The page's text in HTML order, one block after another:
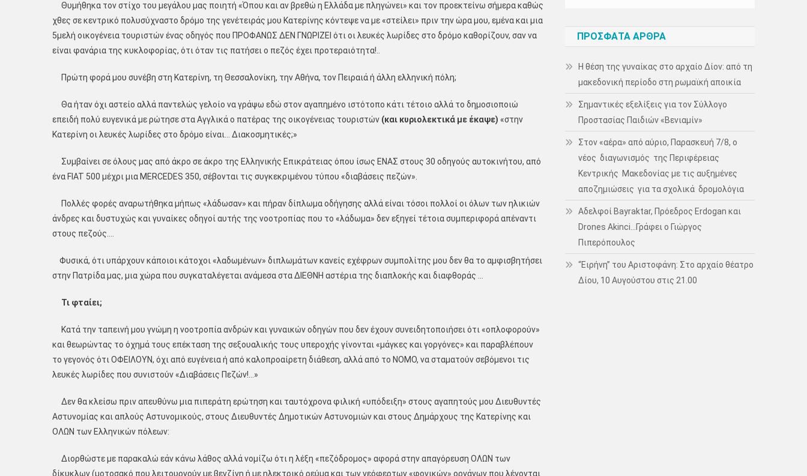
Θυμήθηκα τον στίχο του μεγάλου μας ποιητή «Όπου και αν βρεθώ η Ελλάδα με πληγώνει» και τον προεκτείνω σήμερα καθώς
χθες σε κεντρικό πολυσύχναστο δρόμο της γενέτειράς μου Κατερίνης κόντεψε να με «στείλει» πριν την ώρα μου, εμένα και μια
5μελή οικογένεια τουριστών ένας οδηγός που ΠΡΟΦΑΝΩΣ ΔΕΝ ΓΝΩΡΙΖΕΙ ότι οι λευκές λωρίδες στο δρόμο καθορίζουν, σαν να
είναι φανάρια της κυκλοφορίας, ότι όταν τις πατήσει ο πεζός έχει προτεραιότητα!..
Πρώτη φορά μου συνέβη στη Κατερίνη, τη Θεσσαλονίκη, την Αθήνα, τον Πειραιά ή άλλη ελληνική πόλη;
Θα ήταν όχι αστείο αλλά παντελώς γελοίο να γράψω εδώ στον αγαπημένο ιστότοπο κάτι τέτοιο αλλά το δημοσιοποιώ
επειδή πολύ ευγενικά με ρώτησε στα Αγγλικά ο πατέρας της οικογένειας τουριστών (και κυριολεκτικά με έκαψε) «στην
Κατερίνη οι λευκές λωρίδες στο δρόμο είναι… Διακοσμητικές;»
Συμβαίνει σε όλους μας από άκρο σε άκρο της Ελληνικής Επικράτειας όπου ίσως ΕΝΑΣ στους 30 οδηγούς αυτοκινήτου, από
ένα FIAT 500 μέχρι μια MERCEDES 350, σέβονται τις συγκεκριμένου τύπου «διαβάσεις πεζών».
Πολλές φορές αναρωτήθηκα μήπως «λάδωσαν» και πήραν δίπλωμα οδήγησης αλλά είναι τόσοι πολλοί οι όλων των ηλικιών
άνδρες και δυστυχώς και γυναίκες οδηγοί αυτής της νοοτροπίας που το «λάδωμα» δεν εξηγεί τέτοια συμπεριφορά απέναντι
στους πεζούς….
Φυσικά, ότι υπάρχουν κάποιοι κάτοχοι «λαδωμένων» διπλωμάτων κανείς εχέφρων συμπολίτης μου δεν θα το αμφισβητήσει
στην Πατρίδα μας, μια χώρα που συγκαταλέγεται ανάμεσα στα ΔΙΕΘΝΗ αστέρια της διαπλοκής και διαφθοράς …
Τι φταίει;
Κατά την ταπεινή μου γνώμη η νοοτροπία ανδρών και γυναικών οδηγών που δεν έχουν συνειδητοποιήσει ότι «οπλοφορούν»
και θεωρώντας το όχημά τους επέκταση της σεξουαλικής τους υπεροχής γίνονται «μάγκες και γοργόνες» και παραβλέπουν
το γεγονός ότι ΟΦΕΙΛΟΥΝ, όχι από ευγένεια ή από καλοπροαίρετη διάθεση, αλλά από το ΝΟΜΟ, να σταματούν σεβόμενοι τις
λευκές λωρίδες που συνιστούν «Διαβάσεις Πεζών!…»
Δεν θα κλείσω πριν απευθύνω μια πιπεράτη ερώτηση και ταυτόχρονα φιλική «υπόδειξη» στους αγαπητούς μου Διευθυντές
Αστυνομίας και απλούς Αστυνομικούς, στους Διευθυντές Δημοτικών Αστυνομιών και στους Δημάρχους της Κατερίνης και
ΟΛΩΝ των Ελληνικών πόλεων:
Διορθώστε με παρακαλώ εάν κάνω λάθος αλλά νομίζω ότι η λέξη «πεζόδρομος» αφορά στην απαγόρευση ΟΛΩΝ των
δίκυκλων (μοτοσακό που λειτουργούν με βενζίνη ή με ηλεκτρικό ρεύμα και των νεόφερτων «φονικών» οργάνων που λέγονται
ΠΡΌΣΦΑΤΑ ΆΡΘΡΑ
Η θέση της γυναίκας στο αρχαίο Δίον: από τη
μακεδονική περίοδο στη ρωμαϊκή αποικία
Σημαντικές εξελίξεις για τον Σύλλογο
Προστασίας Παιδιών «Βενιαμίν»
Στον «αέρα» από αύριο, Παρασκευή 7/8, ο
νέος διαγωνισμός της Περιφέρειας
Κεντρικής Μακεδονίας με τις αυξημένες
αποζημιώσεις για τα σχολικά δρομολόγια
Αδελφοί Bayraktar, Πρόεδρος Erdogan και
Drones Akinci…Γράφει ο Γιώργος
Πιπερόπουλος
“Ειρήνη” του Αριστοφάνη: Στο αρχαίο θέατρο
Δίου, 10 Αυγούστου στις 21.00